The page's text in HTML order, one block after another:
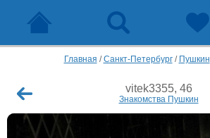
Главная /Санкт-Петербург/ Пушкин
vitek3355, 46
Знакомства Пушкин